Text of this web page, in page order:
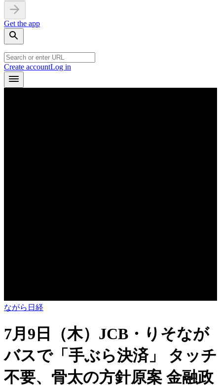
Get the app
Create accountLog in
ながら日経
7月9日（木）JCB・りそなが
バスで「手ぶら決済」 タッチ
不要、骨太の方針原案 金融政